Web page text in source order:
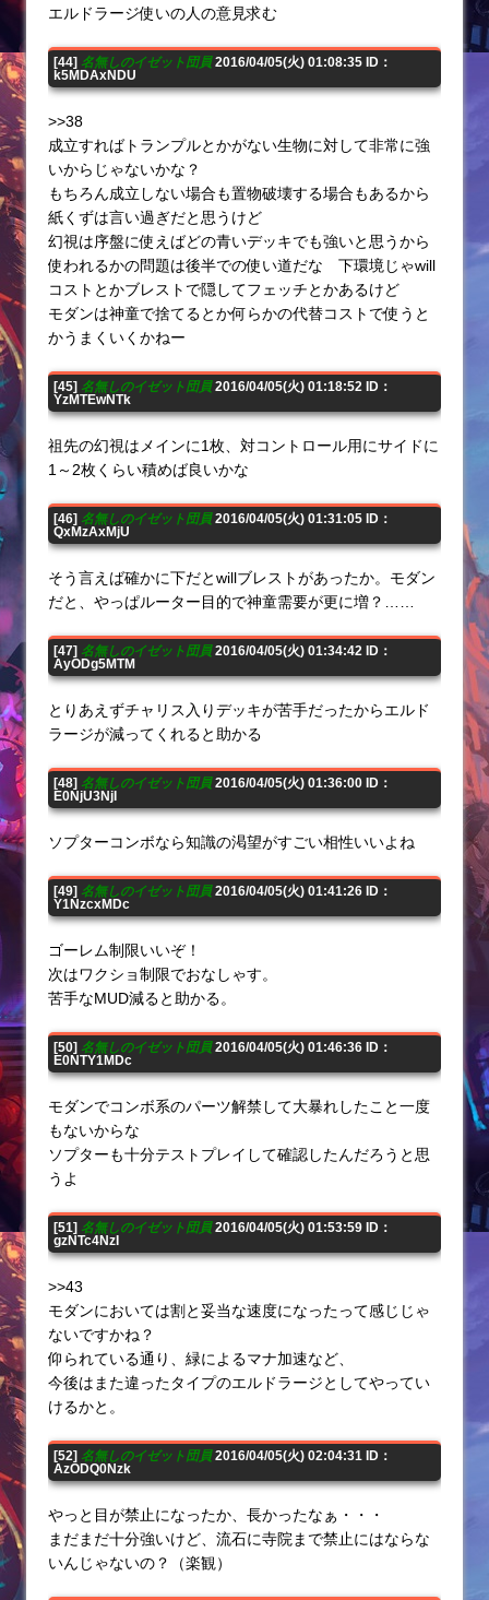
エルドラージ使いの人の意見求む
[44] 名無しのイゼット団員2016/04/05(火) 01:08:35 ID：
k5MDAxNDU
>>38
成立すればトランプルとかがない生物に対して非常に強
いからじゃないかな？
もちろん成立しない場合も置物破壊する場合もあるから
紙くずは言い過ぎだと思うけど
幻視は序盤に使えばどの青いデッキでも強いと思うから
使われるかの問題は後半での使い道だな 下環境じゃwill
コストとかブレストで隠してフェッチとかあるけど
モダンは神童で捨てるとか何らかの代替コストで使うと
かうまくいくかねー
[45] 名無しのイゼット団員2016/04/05(火) 01:18:52 ID：
YzMTEwNTk
祖先の幻視はメインに1枚、対コントロール用にサイドに
1～2枚くらい積めば良いかな
[46] 名無しのイゼット団員2016/04/05(火) 01:31:05 ID：
QxMzAxMjU
そう言えば確かに下だとwillブレストがあったか。モダン
だと、やっぱルーター目的で神童需要が更に増？……
[47] 名無しのイゼット団員2016/04/05(火) 01:34:42 ID：
AyODg5MTM
とりあえずチャリス入りデッキが苦手だったからエルド
ラージが減ってくれると助かる
[48] 名無しのイゼット団員2016/04/05(火) 01:36:00 ID：
E0NjU3NjI
ソプターコンボなら知識の渇望がすごい相性いいよね
[49] 名無しのイゼット団員2016/04/05(火) 01:41:26 ID：
Y1NzcxMDc
ゴーレム制限いいぞ！
次はワクショ制限でおなしゃす。
苦手なMUD減ると助かる。
[50] 名無しのイゼット団員2016/04/05(火) 01:46:36 ID：
E0NTY1MDc
モダンでコンボ系のパーツ解禁して大暴れしたこと一度
もないからな
ソプターも十分テストプレイして確認したんだろうと思
うよ
[51] 名無しのイゼット団員2016/04/05(火) 01:53:59 ID：
gzNTc4NzI
>>43
モダンにおいては割と妥当な速度になったって感じじゃ
ないですかね？
仰られている通り、緑によるマナ加速など、
今後はまた違ったタイプのエルドラージとしてやってい
けるかと。
[52] 名無しのイゼット団員2016/04/05(火) 02:04:31 ID：
AzODQ0Nzk
やっと目が禁止になったか、長かったなぁ・・・
まだまだ十分強いけど、流石に寺院まで禁止にはならな
いんじゃないの？（楽観）